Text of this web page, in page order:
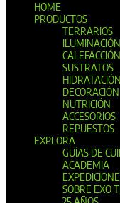
HOME
PRODUCTOS
TERRARIOS
ILUMINACIÓN
CALEFACCIÓN
SUSTRATOS
HIDRATACIÓN
DECORACIÓN
NUTRICIÓN
ACCESORIOS
REPUESTOS
EXPLORA
GUÍAS DE
ACADEMIA
SOBRE EXO